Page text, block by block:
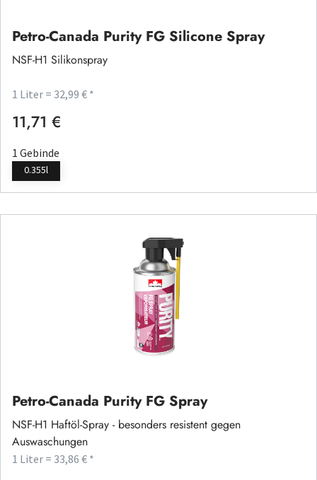
Petro-Canada Purity FG Silicone Spray
NSF-H1 Silikonspray
1 Liter = 32,99 € *
Regulärer Preis:
11,71 €
1 Gebinde
0.355l
Petro-Canada Purity FG Spray
NSF-H1 Haftöl-Spray - besonders resistent gegen
Auswaschungen
1 Liter = 33,86 € *